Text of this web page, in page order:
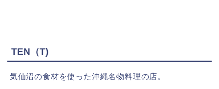
TEN（T)
気仙沼の食材を使った沖縄名物料理の店。